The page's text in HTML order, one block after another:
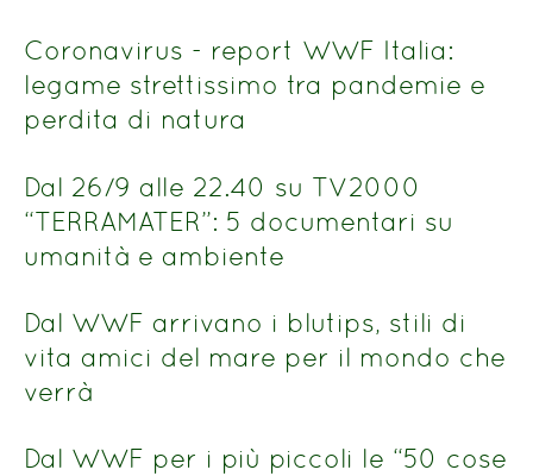
Coronavirus - report WWF Italia:
legame strettissimo tra pandemie e
perdita di natura
Dal 26/9 alle 22.40 su TV2000
“TERRAMATER”: 5 documentari su
umanità e ambiente
Dal WWF arrivano i blutips, stili di
vita amici del mare per il mondo che
verrà
Dal WWF per i più piccoli le “50 cose